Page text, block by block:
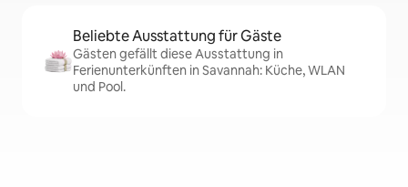
Beliebte Ausstattung für Gäste
Gästen gefällt diese Ausstattung in
Ferienunterkünften in Savannah: Küche, WLAN
und Pool.